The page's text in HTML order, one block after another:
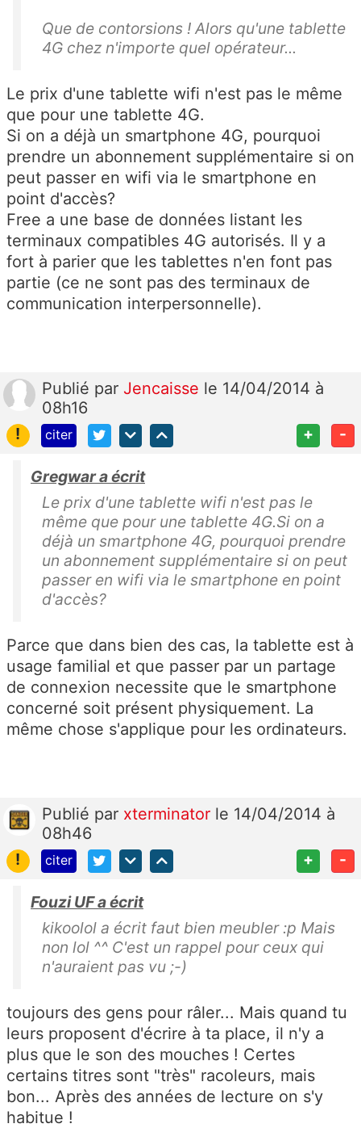
Que de contorsions ! Alors qu'une tablette
4G chez n'importe quel opérateur...
Le prix d'une tablette wifi n'est pas le même
que pour une tablette 4G.
Si on a déjà un smartphone 4G, pourquoi
prendre un abonnement supplémentaire si on
peut passer en wifi via le smartphone en
point d'accès?
Free a une base de données listant les
terminaux compatibles 4G autorisés. Il y a
fort à parier que les tablettes n'en font pas
partie (ce ne sont pas des terminaux de
communication interpersonnelle).
Publié par Jencaisse le 14/04/2014 à
08h16
!
citer + -
Gregwar a écrit
Le prix d'une tablette wifi n'est pas le
même que pour une tablette 4G.Si on a
déjà un smartphone 4G, pourquoi prendre
un abonnement supplémentaire si on peut
passer en wifi via le smartphone en point
d'accès?
Parce que dans bien des cas, la tablette est à
usage familial et que passer par un partage
de connexion necessite que le smartphone
concerné soit présent physiquement. La
même chose s'applique pour les ordinateurs.
Publié par xterminator le 14/04/2014 à
08h46
!
citer + -
Fouzi UF a écrit
kikoolol a écrit faut bien meubler :p Mais
non lol ^^ C'est un rappel pour ceux qui
n'auraient pas vu ;-)
toujours des gens pour râler... Mais quand tu
leurs proposent d'écrire à ta place, il n'y a
plus que le son des mouches ! Certes
certains titres sont "très" racoleurs, mais
bon... Après des années de lecture on s'y
habitue !